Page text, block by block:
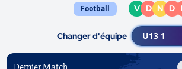
Football V D N D
Changer d'équipe